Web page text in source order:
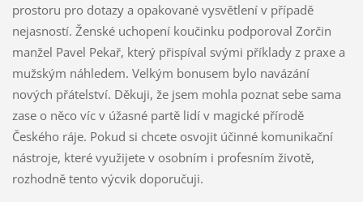
prostoru pro dotazy a opakované vysvětlení v případě
nejasností. Ženské uchopení koučinku podporoval Zorčin
manžel Pavel Pekař, který přispíval svými příklady z praxe a
mužským náhledem. Velkým bonusem bylo navázání
nových přátelství. Děkuji, že jsem mohla poznat sebe sama
zase o něco víc v úžasné partě lidí v magické přírodě
Českého ráje. Pokud si chcete osvojit účinné komunikační
nástroje, které využijete v osobním i profesním životě,
rozhodně tento výcvik doporučuji.